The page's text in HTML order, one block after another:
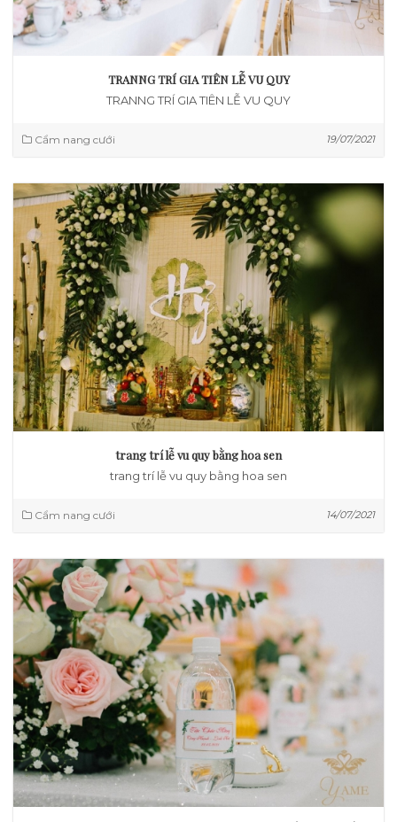
TRANNG TRÍ GIA TIÊN LỄ VU QUY
TRANNG TRÍ GIA TIÊN LỄ VU QUY
Cẩm nang cưới 19/07/2021
trang trí lễ vu quy bằng hoa sen
trang trí lễ vu quy bằng hoa sen
Cẩm nang cưới 14/07/2021